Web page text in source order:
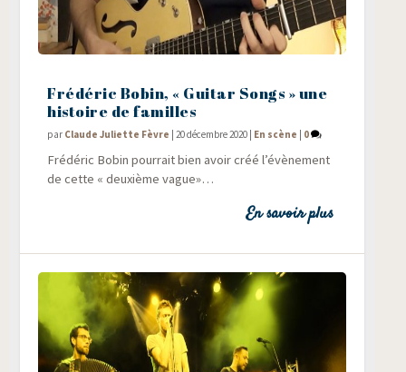
Frédéric Bobin, « Guitar Songs » une
histoire de familles
par Claude Juliette Fèvre |20 décembre 2020 En scène 0
Fré­dé­ric Bobin pour­rait bien avoir créé l’évènement
de cette « deuxième vague»…
En savoir plus